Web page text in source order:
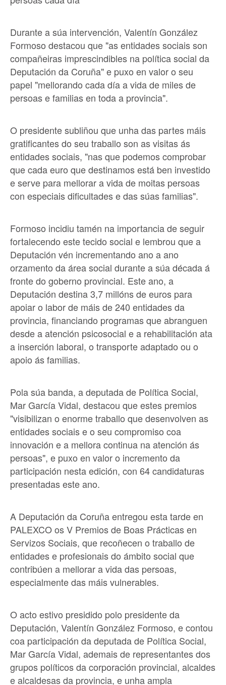
Durante a súa intervención, Valentín González
Formoso destacou que "as entidades sociais son
compañeiras imprescindibles na política social da
Deputación da Coruña" e puxo en valor o seu
papel "mellorando cada día a vida de miles de
persoas e familias en toda a provincia".
O presidente subliñou que unha das partes máis
gratificantes do seu traballo son as visitas ás
entidades sociais, "nas que podemos comprobar
que cada euro que destinamos está ben investido
e serve para mellorar a vida de moitas persoas
con especiais dificultades e das súas familias".
Formoso incidiu tamén na importancia de seguir
fortalecendo este tecido social e lembrou que a
Deputación vén incrementando ano a ano
orzamento da área social durante a súa década á
fronte do goberno provincial. Este ano, a
Deputación destina 3,7 millóns de euros para
apoiar o labor de máis de 240 entidades da
provincia, financiando programas que abranguen
desde a atención psicosocial e a rehabilitación ata
a inserción laboral, o transporte adaptado ou o
apoio ás familias.
Pola súa banda, a deputada de Política Social,
Mar García Vidal, destacou que estes premios
"visibilizan o enorme traballo que desenvolven as
entidades sociais e o seu compromiso coa
innovación e a mellora continua na atención ás
persoas", e puxo en valor o incremento da
participación nesta edición, con 64 candidaturas
presentadas este ano.
A Deputación da Coruña entregou esta tarde en
PALEXCO os V Premios de Boas Prácticas en
Servizos Sociais, que recoñecen o traballo de
entidades e profesionais do ámbito social que
contribúen a mellorar a vida das persoas,
especialmente das máis vulnerables.
O acto estivo presidido polo presidente da
Deputación, Valentín González Formoso, e contou
coa participación da deputada de Política Social,
Mar García Vidal, ademais de representantes dos
grupos políticos da corporación provincial, alcaldes
e alcaldesas da provincia, e unha ampla